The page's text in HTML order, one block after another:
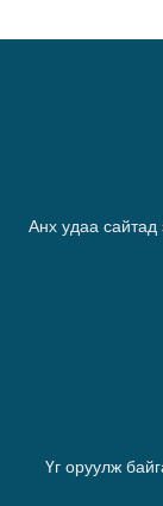
Анх удаа сайтад
Үг оруулж